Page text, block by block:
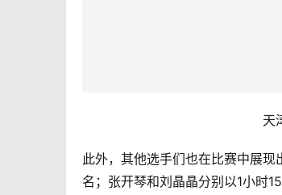
天
此外，其他选手们也在比赛中展
名；张开琴和刘晶晶分别以1小时